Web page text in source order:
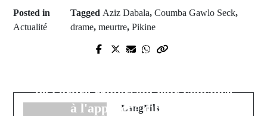
Posted in
Actualité
Tagged Aziz Dabala, Coumba Gawlo Seck,
drame, meurtre, Pikine
Prev Post
de l'ordre renforcent leur vigilance
à l'approche du Magal
LangFils